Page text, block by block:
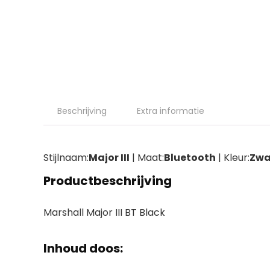
Beschrijving Extra informatie
Stijlnaam:Major III | Maat:Bluetooth | Kleur:
Productbeschrijving
Marshall Major III BT Black
Inhoud doos: